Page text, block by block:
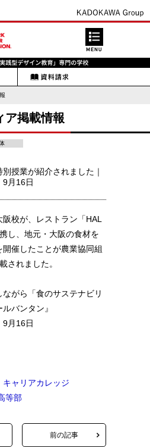
ア掲載情報
授業が紹介されました｜
月16日
校が、レストラン「HAL
し、地元・大阪の食材を
催したことが農業協同組
されました。
ながら「食のサステナビリ
バンタン』
9月16日
キャリアカレッジ
等部
前の記事